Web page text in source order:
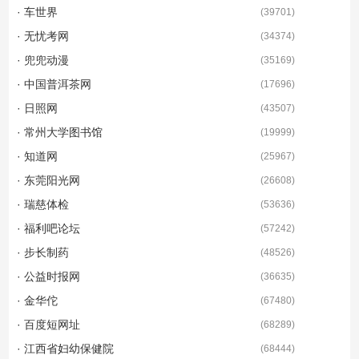
· 车世界 (39701)
· 无忧考网 (34374)
· 兜兜动漫 (35169)
· 中国普洱茶网 (17696)
· 日照网 (43507)
· 常州大学图书馆 (19999)
· 知道网 (25967)
· 东莞阳光网 (26608)
· 瑞慈体检 (53636)
· 福利吧论坛 (57242)
· 步长制药 (48526)
· 公益时报网 (36635)
· 金华佗 (67480)
· 百度短网址 (68289)
· 江西省妇幼保健院 (68444)